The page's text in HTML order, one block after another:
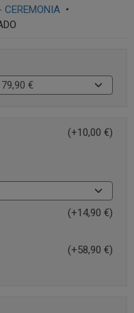
CEREMONIA •
(+10,00 €)
(+14,90 €)
(+58,90 €)